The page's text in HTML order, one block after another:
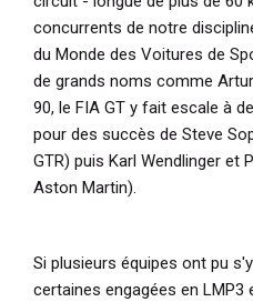
concurrents de notre
du Monde des Voitures de
de grands noms comme
90, le FIA GT y fait escale à
pour des succès de Steve
GTR) puis Karl Wendlinger et
Aston Martin).
Si plusieurs équipes ont pu
certaines engagées en LMP3